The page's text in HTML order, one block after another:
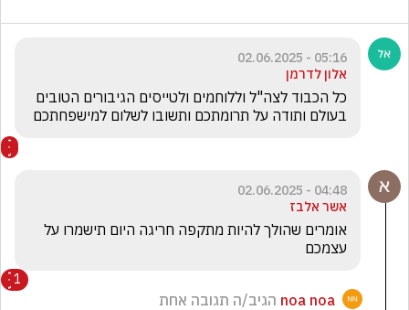
05:16 - 02.06.2025
אלון לדרמן
בעולם ותודה על תרומתכם ותשובו לשלום למישפחתכם
04:48 - 02.06.2025
אשר אלבז
עצמכם
1
noa noa הגיב/ה תגובה אחת